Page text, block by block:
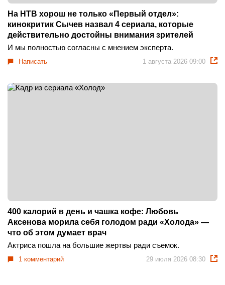
На НТВ хорош не только «Первый отдел»:
кинокритик Сычев назвал 4 сериала, которые
действительно достойны внимания зрителей
И мы полностью согласны с мнением эксперта.
Написать 1 августа 2026 09:00
400 калорий в день и чашка кофе: Любовь
Аксенова морила себя голодом ради «Холода» —
что об этом думает врач
Актриса пошла на большие жертвы ради съемок.
1 комментарий 29 июля 2026 08:30